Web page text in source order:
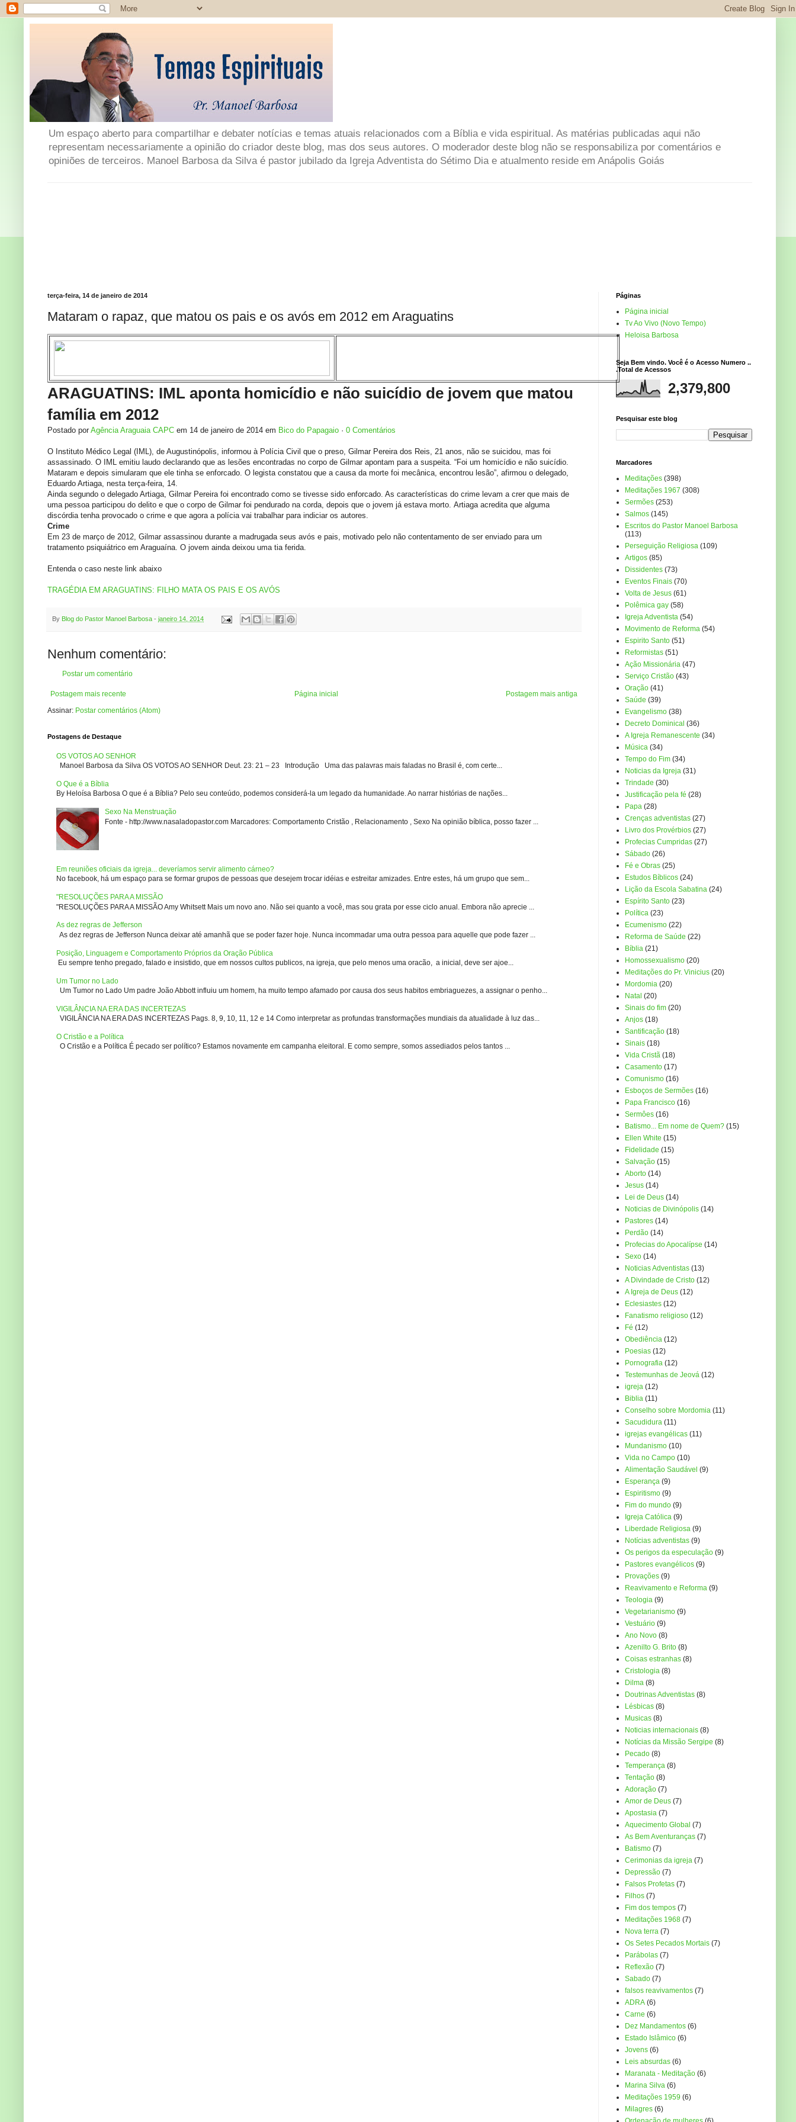
Um espaço aberto para compartilhar e debater notícias e temas atuais relacionados com a Bíblia e vida espiritual. As matérias publicadas aqui não
representam necessariamente a opinião do criador deste blog, mas dos seus autores. O moderador deste blog não se responsabiliza por comentários e
opiniões de terceiros. Manoel Barbosa da Silva é pastor jubilado da Igreja Adventista do Sétimo Dia e atualmento reside em Anápolis Goiás
terça-feira, 14 de janeiro de 2014
Mataram o rapaz, que matou os pais e os avós em 2012 em Araguatins
ARAGUATINS: IML aponta homicídio e não suicídio de jovem que matou
família em 2012
Postado por Agência Araguaia CAPC em 14 de janeiro de 2014 em Bico do Papagaio · 0 Comentários
O Instituto Médico Legal (IML), de Augustinópolis, informou à Polícia Civil que o preso, Gilmar Pereira dos Reis, 21 anos, não se suicidou, mas foi
assassinado. O IML emitiu laudo declarando que as lesões encontradas no corpo de Gilmar apontam para a suspeita. “Foi um homicídio e não suicídio.
Mataram e depois simularam que ele tinha se enforcado. O legista constatou que a causa da morte foi mecânica, encontrou lesão”, afirmou o delegado,
Eduardo Artiaga, nesta terça-feira, 14.
Ainda segundo o delegado Artiaga, Gilmar Pereira foi encontrado como se tivesse sido enforcado. As características do crime levam a crer que mais de
uma pessoa participou do delito e que o corpo de Gilmar foi pendurado na corda, depois que o jovem já estava morto. Artiaga acredita que alguma
discórdia tenha provocado o crime e que agora a polícia vai trabalhar para indiciar os autores.
Crime
Em 23 de março de 2012, Gilmar assassinou durante a madrugada seus avós e pais, motivado pelo não contentamento de ser enviado para um
tratamento psiquiátrico em Araguaína. O jovem ainda deixou uma tia ferida.
Entenda o caso neste link abaixo
TRAGÉDIA EM ARAGUATINS: FILHO MATA OS PAIS E OS AVÓS
By Blog do Pastor Manoel Barbosa - janeiro 14, 2014
Nenhum comentário:
Postar um comentário
Postagem mais recente Postagem mais antiga
Página inicial
Assinar: Postar comentários (Atom)
Postagens de Destaque
OS VOTOS AO SENHOR
Manoel Barbosa da Silva OS VOTOS AO SENHOR Deut. 23: 21 – 23 Introdução Uma das palavras mais faladas no Brasil é, com certe...
O Que é a Bíblia
By Heloísa Barbosa O que é a Bíblia? Pelo seu conteúdo, podemos considerá-la um legado da humanidade. Ao narrar histórias de nações...
Sexo Na Menstruação
Fonte - http://www.nasaladopastor.com Marcadores: Comportamento Cristão , Relacionamento , Sexo Na opinião bíblica, posso fazer ...
Em reuniões oficiais da igreja... deveríamos servir alimento cárneo?
No facebook, há um espaço para se formar grupos de pessoas que desejem trocar idéias e estreitar amizades. Entre estes, há um grupo que sem...
"RESOLUÇÕES PARA A MISSÃO
"RESOLUÇÕES PARA A MISSÃO Amy Whitsett Mais um novo ano. Não sei quanto a você, mas sou grata por esse ciclo anual. Embora não aprecie ...
As dez regras de Jefferson
As dez regras de Jefferson Nunca deixar até amanhã que se poder fazer hoje. Nunca incommadar uma outra pessoa para aquelle que pode fazer ...
Posição, Linguagem e Comportamento Próprios da Oração Pública
Eu sempre tenho pregado, falado e insistido, que em nossos cultos publicos, na igreja, que pelo menos uma oracão, a inicial, deve ser ajoe...
Um Tumor no Lado
Um Tumor no Lado Um padre João Abbott influiu um homem, ha muito tempo afamado por causa dos seus habitos embriaguezes, a assignar o penho...
VIGILÂNCIA NA ERA DAS INCERTEZAS
VIGILÂNCIA NA ERA DAS INCERTEZAS Pags. 8, 9, 10, 11, 12 e 14 Como interpretar as profundas transformações mundiais da atualidade à luz das...
O Cristão e a Política
O Cristão e a Política É pecado ser político? Estamos novamente em campanha eleitoral. E como sempre, somos assediados pelos tantos ...
Páginas
Página inicial
Tv Ao Vivo (Novo Tempo)
Heloisa Barbosa
Seja Bem vindo. Você é o Acesso Numero ..
.Total de Acessos
2,379,800
Pesquisar este blog
Marcadores
Meditações (398)
Meditações 1967 (308)
Sermões (253)
Salmos (145)
Escritos do Pastor Manoel Barbosa
(113)
Perseguição Religiosa (109)
Artigos (85)
Dissidentes (73)
Eventos Finais (70)
Volta de Jesus (61)
Polêmica gay (58)
Igreja Adventista (54)
Movimento de Reforma (54)
Espirito Santo (51)
Reformistas (51)
Ação Missionária (47)
Serviço Cristão (43)
Oração (41)
Saúde (39)
Evangelismo (38)
Decreto Dominical (36)
A Igreja Remanescente (34)
Música (34)
Tempo do Fim (34)
Noticias da Igreja (31)
Trindade (30)
Justificação pela fé (28)
Papa (28)
Crenças adventistas (27)
Livro dos Provérbios (27)
Profecias Cumpridas (27)
Sábado (26)
Fé e Obras (25)
Estudos Bíblicos (24)
Lição da Escola Sabatina (24)
Espírito Santo (23)
Política (23)
Ecumenismo (22)
Reforma de Saúde (22)
Bíblia (21)
Homossexualismo (20)
Meditações do Pr. Vinicius (20)
Mordomia (20)
Natal (20)
Sinais do fim (20)
Anjos (18)
Santificação (18)
Sinais (18)
Vida Cristã (18)
Casamento (17)
Comunismo (16)
Esboços de Sermões (16)
Papa Francisco (16)
Sermôes (16)
Batismo... Em nome de Quem? (15)
Ellen White (15)
Fidelidade (15)
Salvação (15)
Aborto (14)
Jesus (14)
Lei de Deus (14)
Noticias de Divinópolis (14)
Pastores (14)
Perdão (14)
Profecias do Apocalípse (14)
Sexo (14)
Noticias Adventistas (13)
A Divindade de Cristo (12)
A Igreja de Deus (12)
Eclesiastes (12)
Fanatismo religioso (12)
Fé (12)
Obediência (12)
Poesias (12)
Pornografia (12)
Testemunhas de Jeová (12)
igreja (12)
Biblia (11)
Conselho sobre Mordomia (11)
Sacudidura (11)
igrejas evangélicas (11)
Mundanismo (10)
Vida no Campo (10)
Alimentação Saudável (9)
Esperança (9)
Espiritismo (9)
Fim do mundo (9)
Igreja Católica (9)
Liberdade Religiosa (9)
Notícias adventistas (9)
Os perigos da especulação (9)
Pastores evangélicos (9)
Provações (9)
Reavivamento e Reforma (9)
Teologia (9)
Vegetarianismo (9)
Vestuário (9)
Ano Novo (8)
Azenilto G. Brito (8)
Coisas estranhas (8)
Cristologia (8)
Dilma (8)
Doutrinas Adventistas (8)
Lésbicas (8)
Musicas (8)
Noticias internacionais (8)
Notícias da Missão Sergipe (8)
Pecado (8)
Temperança (8)
Tentação (8)
Adoração (7)
Amor de Deus (7)
Apostasia (7)
Aquecimento Global (7)
As Bem Aventuranças (7)
Batismo (7)
Cerimonias da igreja (7)
Depressão (7)
Falsos Profetas (7)
Filhos (7)
Fim dos tempos (7)
Meditações 1968 (7)
Nova terra (7)
Os Setes Pecados Mortais (7)
Parábolas (7)
Reflexão (7)
Sabado (7)
falsos reavivamentos (7)
ADRA (6)
Carne (6)
Dez Mandamentos (6)
Estado Islâmico (6)
Jovens (6)
Leis absurdas (6)
Maranata - Meditação (6)
Marina Silva (6)
Meditações 1959 (6)
Milagres (6)